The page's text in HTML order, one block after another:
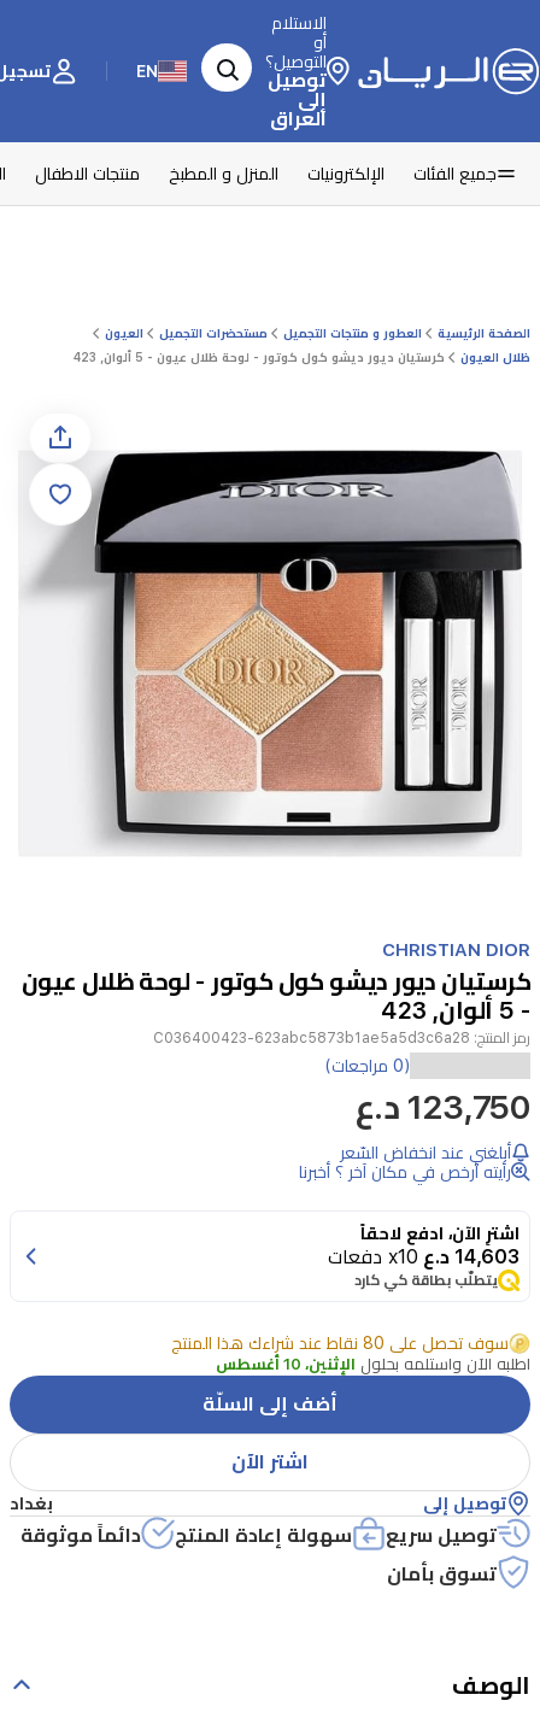
الاستلام
أو
التوصيل؟
توصيل
إلى
العراق
EN تسجيل
جميع الفئات الإلكترونيات المنزل و المطبخ منتجات الاطفال
الصفحة الرئيسية العطور و منتجات التجميل مستحضرات التجميل
العيون
ظلال العيون
كرستيان ديور ديشو كول كوتور - لوحة ظلال عيون - 5 ألوان, 423
1
of
1
CHRISTIAN DIOR
كرستيان ديور ديشو كول كوتور - لوحة ظلال عيون
- 5 ألوان, 423
رمز المنتج: C036400423-623abc5873b1ae5a5d3c6a28
بمكياج
عينيك
مع
ظلال
عيون
من
ديور
التي
تحتوي
على
خمسة
ألوان
توفر
(0 مراجعات)
123,750 د.ع
أبلغني عند انخفاض السّعر
رأيته أرخص في مكان آخر ؟ أخبرنا
اشترِ الآن، ادفع لاحقاً
14,603 د.ع x10 دفعات
يتطلّب بطاقة كي كارد
سوف تحصل على 80 نقاط عند شراءك هذا المنتج
اطلبه الآن واستلمه بحلول الإثنين، 10 أغسطس
أضف إلى السلّة
اشتر الآن
توصيل إلى بغداد
توصيل سريع سهولة إعادة المنتج
دائماً موثوقة
تسوق بأمان
الوصف